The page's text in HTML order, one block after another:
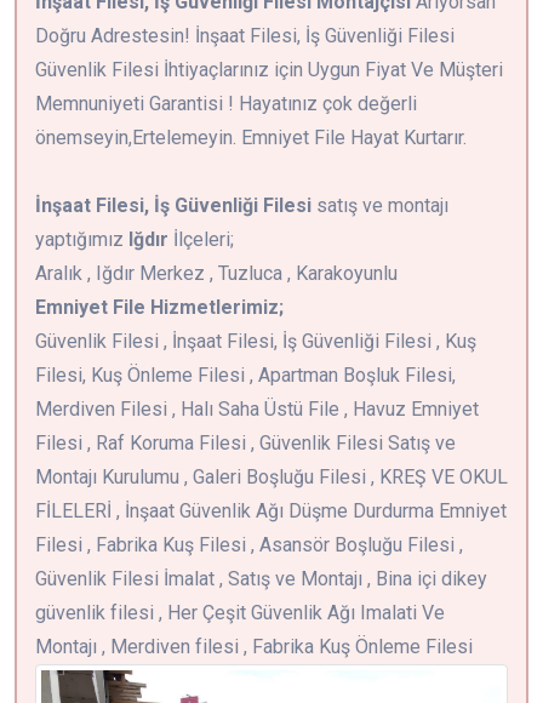
Doğru Adrestesin! İnşaat Filesi, İş Güvenliği Filesi
Güvenlik Filesi İhtiyaçlarınız için Uygun Fiyat Ve Müşteri
Memnuniyeti Garantisi ! Hayatınız çok değerli
önemseyin,Ertelemeyin. Emniyet File Hayat Kurtarır.
İnşaat Filesi, İş Güvenliği Filesi satış ve montajı
yaptığımız Iğdır İlçeleri;
Aralık , Iğdır Merkez , Tuzluca , Karakoyunlu
Emniyet File Hizmetlerimiz;
Güvenlik Filesi , İnşaat Filesi, İş Güvenliği Filesi , Kuş
Filesi, Kuş Önleme Filesi , Apartman Boşluk Filesi,
Merdiven Filesi , Halı Saha Üstü File , Havuz Emniyet
Filesi , Raf Koruma Filesi , Güvenlik Filesi Satış ve
Montajı Kurulumu , Galeri Boşluğu Filesi , KREŞ VE OKUL
FİLELERİ , İnşaat Güvenlik Ağı Düşme Durdurma Emniyet
Filesi , Fabrika Kuş Filesi , Asansör Boşluğu Filesi ,
Güvenlik Filesi İmalat , Satış ve Montajı , Bina içi dikey
güvenlik filesi , Her Çeşit Güvenlik Ağı Imalati Ve
Montajı , Merdiven filesi , Fabrika Kuş Önleme Filesi